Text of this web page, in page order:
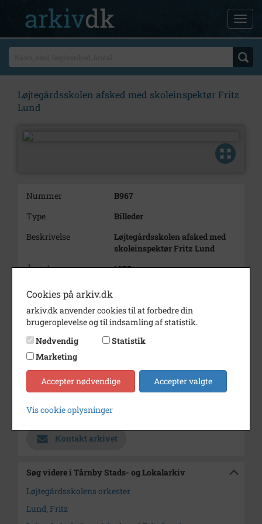
Løjtegårdsskolen afsked med skoleinspektør Fritz
Lund
Nummer
B967
Type
Billeder
Beskrivelse
Løjtegårdsskolen afsked med
skoleinspektør Fritz Lund
Årstal
1975
Dateringsnote
Fotograf
Tore Lindecrantz
Materiale
s/h positiv
Se på kort
Type
Kommune (1970-2050)
Enhed
Tårnby Kommune (2007-2050)
Arkiv
Kontakt arkivet
Søg videre i Tårnby Stads- og Lokalarkiv
Løjtegårdsskolens orkester
Lund, Fritz
Cookies på arkiv.dk
arkiv.dk anvender cookies til at forbedre din
brugeroplevelse og til indsamling af statistik.
Nødvendig
Statistik
Marketing
Accepter nødvendige Accepter valgte
Vis cookie oplysninger